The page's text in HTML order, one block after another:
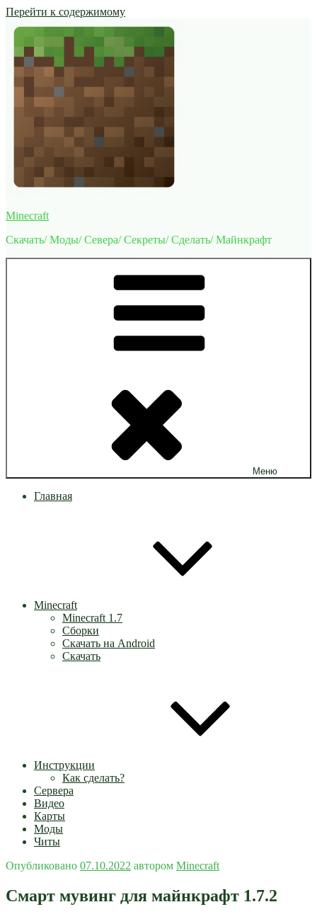
Перейти к содержимому
Minecraft
Скачать/ Моды/ Севера/ Секреты/ Сделать/ Майнкрафт
Меню
Главная
Minecraft
Minecraft 1.7
Сборки
Скачать на Android
Скачать
Инструкции
Как сделать?
Сервера
Видео
Карты
Моды
Читы
Опубликовано 07.10.2022 автором Minecraft
Смарт мувинг для майнкрафт 1.7.2